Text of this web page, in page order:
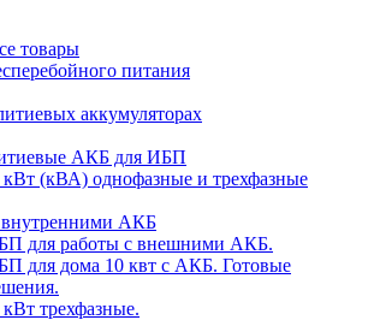
товары
питания
аккумуляторах
АКБ для ИБП
(кВА) однофазные и трехфазные
АКБ
для работы с внешними АКБ.
для дома 10 квт с АКБ. Готовые
трехфазные.